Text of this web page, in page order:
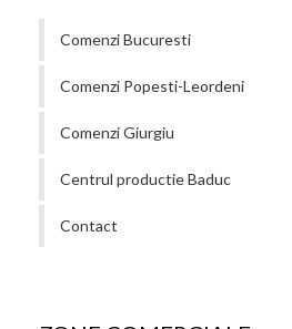
Comenzi Bucuresti
Comenzi Popesti-Leordeni
Comenzi Giurgiu
Centrul productie Baduc
Contact